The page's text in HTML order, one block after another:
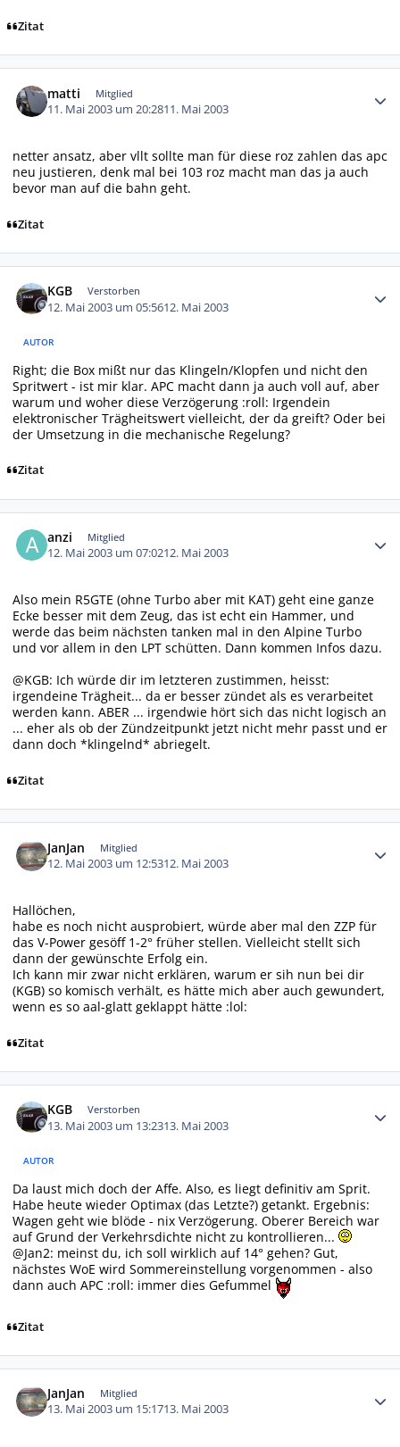
Zitat
matti Mitglied
11. Mai 2003 um 20:2811. Mai 2003
netter ansatz, aber vllt sollte man für diese roz zahlen das apc
neu justieren, denk mal bei 103 roz macht man das ja auch
bevor man auf die bahn geht.
Zitat
KGB Verstorben
12. Mai 2003 um 05:5612. Mai 2003
AUTOR
Right; die Box mißt nur das Klingeln/Klopfen und nicht den
Spritwert - ist mir klar. APC macht dann ja auch voll auf, aber
warum und woher diese Verzögerung :roll: Irgendein
elektronischer Trägheitswert vielleicht, der da greift? Oder bei
der Umsetzung in die mechanische Regelung?
Zitat
anzi Mitglied
12. Mai 2003 um 07:0212. Mai 2003
Also mein R5GTE (ohne Turbo aber mit KAT) geht eine ganze
Ecke besser mit dem Zeug, das ist echt ein Hammer, und
werde das beim nächsten tanken mal in den Alpine Turbo
und vor allem in den LPT schütten. Dann kommen Infos dazu.
@KGB: Ich würde dir im letzteren zustimmen, heisst:
irgendeine Trägheit... da er besser zündet als es verarbeitet
werden kann. ABER ... irgendwie hört sich das nicht logisch an
... eher als ob der Zündzeitpunkt jetzt nicht mehr passt und er
dann doch *klingelnd* abriegelt.
Zitat
JanJan Mitglied
12. Mai 2003 um 12:5312. Mai 2003
Hallöchen,
habe es noch nicht ausprobiert, würde aber mal den ZZP für
das V-Power gesöff 1-2° früher stellen. Vielleicht stellt sich
dann der gewünschte Erfolg ein.
Ich kann mir zwar nicht erklären, warum er sih nun bei dir
(KGB) so komisch verhält, es hätte mich aber auch gewundert,
wenn es so aal-glatt geklappt hätte :lol:
Zitat
KGB Verstorben
13. Mai 2003 um 13:2313. Mai 2003
AUTOR
Da laust mich doch der Affe. Also, es liegt definitiv am Sprit.
Habe heute wieder Optimax (das Letzte?) getankt. Ergebnis:
Wagen geht wie blöde - nix Verzögerung. Oberer Bereich war
auf Grund der Verkehrsdichte nicht zu kontrollieren...
@Jan2: meinst du, ich soll wirklich auf 14° gehen? Gut,
nächstes WoE wird Sommereinstellung vorgenommen - also
dann auch APC :roll: immer dies Gefummel
Zitat
JanJan Mitglied
13. Mai 2003 um 15:1713. Mai 2003